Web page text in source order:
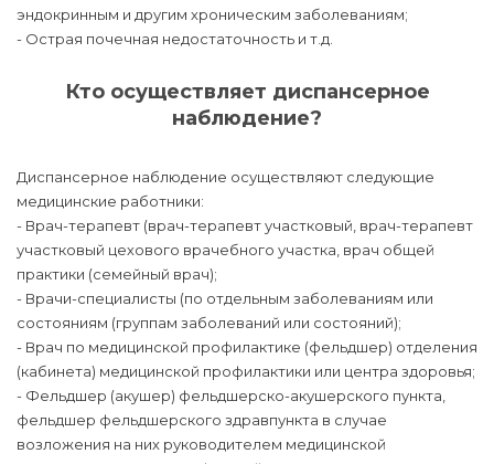
эндокринным и другим хроническим заболеваниям;
- Острая почечная недостаточность и т.д.
Кто осуществляет диспансерное
наблюдение?
Диспансерное наблюдение осуществляют следующие
медицинские работники:
- Врач-терапевт (врач-терапевт участковый, врач-терапевт
участковый цехового врачебного участка, врач общей
практики (семейный врач);
- Врачи-специалисты (по отдельным заболеваниям или
состояниям (группам заболеваний или состояний);
- Врач по медицинской профилактике (фельдшер) отделения
(кабинета) медицинской профилактики или центра здоровья;
- Фельдшер (акушер) фельдшерско-акушерского пункта,
фельдшер фельдшерского здравпункта в случае
возложения на них руководителем медицинской